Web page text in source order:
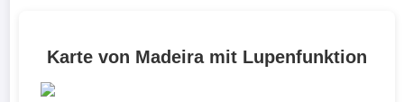
Karte von Madeira mit Lupenfunktion